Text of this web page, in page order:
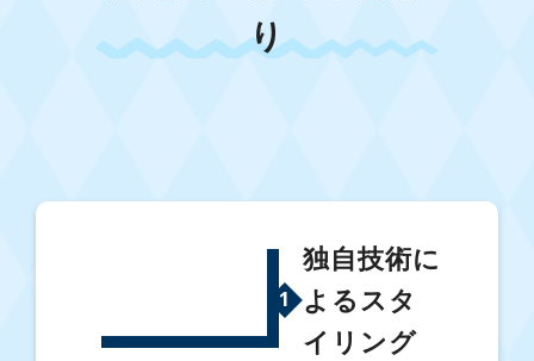
り
1
独自技術に
よるスタ
イリング